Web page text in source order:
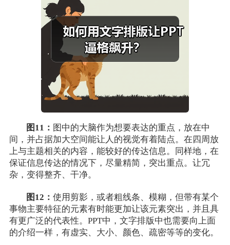
图11： 图中的大脑作为想要表达的重点，放在中
间，并占据加大空间能让人的视觉有着陆点。在四周放
上与主题相关的内容，能较好的传达信息。同样地，在
保证信息传达的情况下，尽量精简，突出重点。让冗
杂，变得整齐、干净。
图12：使用剪影，或者粗线条、模糊，但带有某个
事物主要特征的元素有时能更加让该元素突出，并且具
有更广泛的代表性。PPT中，文字排版中也需要向上面
的介绍一样，有虚实、大小、颜色、疏密等等的变化。